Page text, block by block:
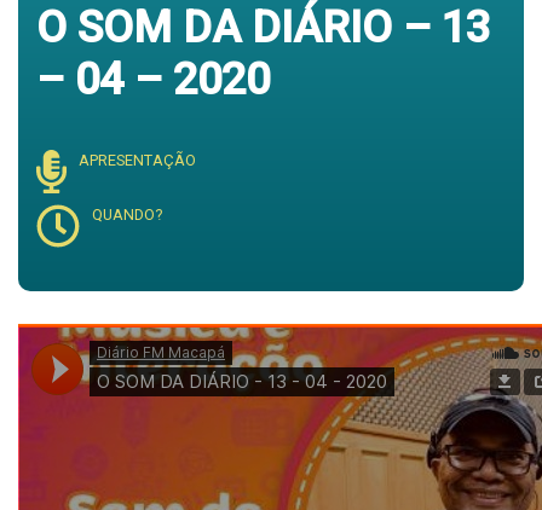
O SOM DA DIÁRIO – 13
– 04 – 2020
APRESENTAÇÃO
QUANDO?